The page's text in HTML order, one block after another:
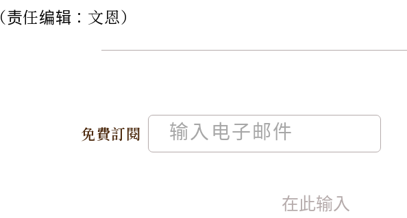
（责任编辑：文恩）
免費訂閱